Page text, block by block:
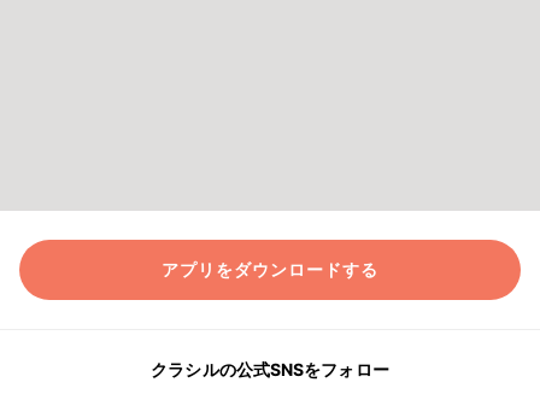
アプリをダウンロードする
クラシルの公式SNSをフォロー